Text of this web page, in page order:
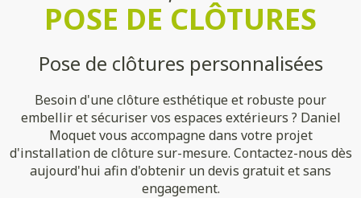
POSE DE CLÔTURES
Pose de clôtures personnalisées
Besoin d'une clôture esthétique et robuste pour
embellir et sécuriser vos espaces extérieurs ? Daniel
Moquet vous accompagne dans votre projet
d'installation de clôture sur-mesure. Contactez-nous dès
aujourd'hui afin d'obtenir un devis gratuit et sans
engagement.